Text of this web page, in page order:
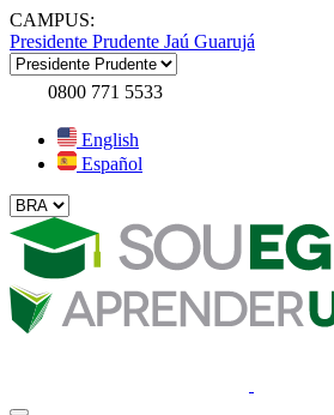
CAMPUS:
Presidente Prudente Jaú Guarujá
0800 771 5533
English
Español